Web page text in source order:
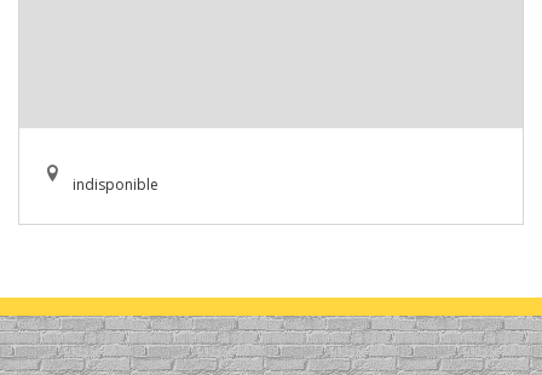
indisponible